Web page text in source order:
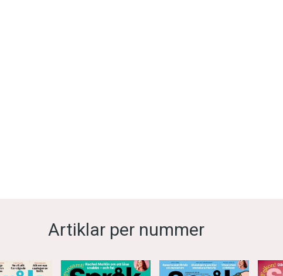
Artiklar per nummer